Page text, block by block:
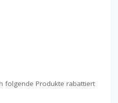
folgende Produkte rabattiert